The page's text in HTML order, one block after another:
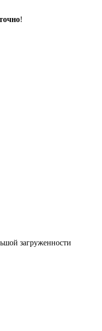
!
загруженности